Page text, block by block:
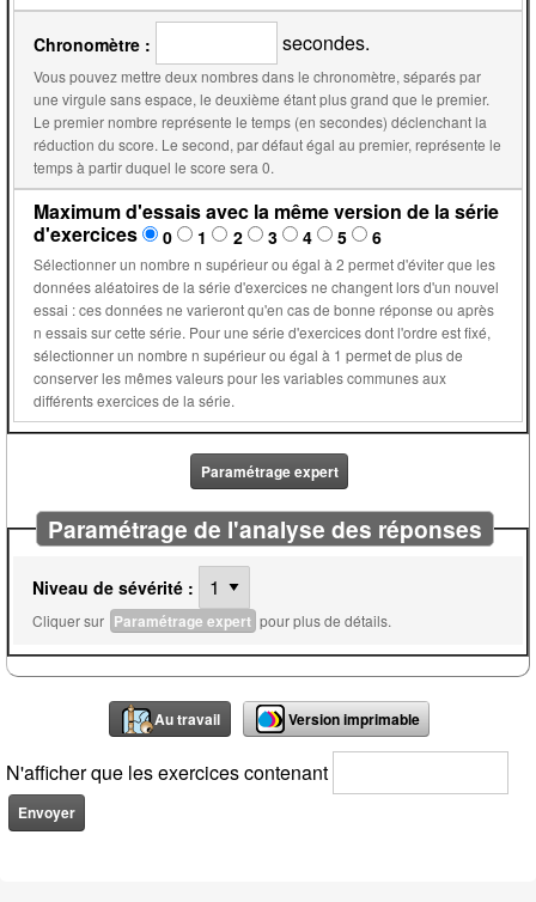
Chronomètre : secondes.
Vous pouvez mettre deux nombres dans le chronomètre, séparés par
une virgule sans espace, le deuxième étant plus grand que le premier.
Le premier nombre représente le temps (en secondes) déclenchant la
réduction du score. Le second, par défaut égal au premier, représente le
temps à partir duquel le score sera 0.
Maximum d'essais avec la même version de la série
d'exercices
0 1 2 3 4 5 6
Sélectionner un nombre n supérieur ou égal à 2 permet d'éviter que les
données aléatoires de la série d'exercices ne changent lors d'un nouvel
essai : ces données ne varieront qu'en cas de bonne réponse ou après
n essais sur cette série. Pour une série d'exercices dont l'ordre est fixé,
sélectionner un nombre n supérieur ou égal à 1 permet de plus de
conserver les mêmes valeurs pour les variables communes aux
différents exercices de la série.
Paramétrage expert
Paramétrage de l'analyse des réponses
Niveau de sévérité :
Cliquer sur Paramétrage expert pour plus de détails.
Au travail Version imprimable
N'afficher que les exercices contenant